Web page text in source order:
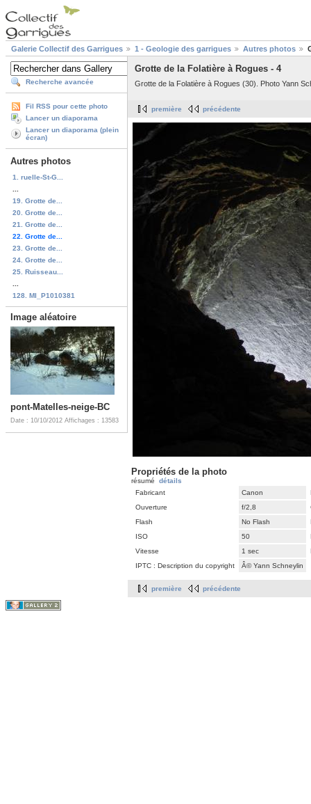
Galerie Collectif des Garrigues 1 - Geologie des garrigues Autres photos
Recherche avancée
Fil RSS pour cette photo
Lancer un diaporama
Lancer un diaporama (plein
écran)
Autres photos
1. ruelle-St-G...
19. Grotte de...
20. Grotte de...
21. Grotte de...
22. Grotte de...
23. Grotte de...
24. Grotte de...
25. Ruisseau...
128. MI_P1010381
Image aléatoire
pont-Matelles-neige-BC
Date : 10/10/2012 Affichages : 13583
Grotte de la Folatière à Rogues - 4
Grotte de la Folatière à Rogues (30). Photo Yann
première précédente
Propriétés de la photo
résumé détails
Fabricant
Canon
Ouverture
f/2,8
Flash
No Flash
ISO
50
Vitesse
1 sec
IPTC : Description du copyright
Â© Yann Schneylin
première précédente